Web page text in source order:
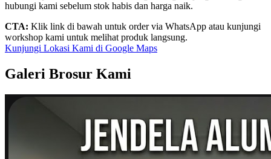
hubungi kami sebelum stok habis dan harga naik.
CTA: Klik link di bawah untuk order via WhatsApp atau kunjungi
workshop kami untuk melihat produk langsung.
Kunjungi Lokasi Kami di Google Maps
Galeri Brosur Kami